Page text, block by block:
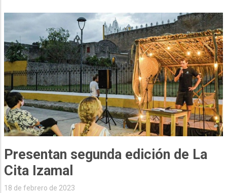
Presentan segunda edición de La
Cita Izamal
18 de febrero de 2023